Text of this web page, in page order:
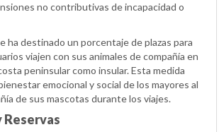
no contributivas de incapacidad o
ha destinado un porcentaje de plazas para
viajen con sus animales de compañía en
peninsular como insular. Esta medida
emocional y social de los mayores al
de sus mascotas durante los viajes.